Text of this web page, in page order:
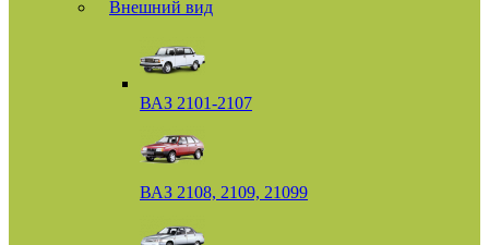
Внешний вид
ВАЗ 2101-2107
ВАЗ 2108, 2109, 21099